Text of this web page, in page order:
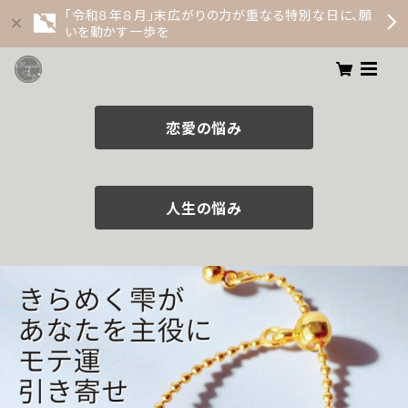
「令和８年８月」末広がりの力が重なる特別な日に、願
いを動かす一歩を
恋愛の悩み
人生の悩み